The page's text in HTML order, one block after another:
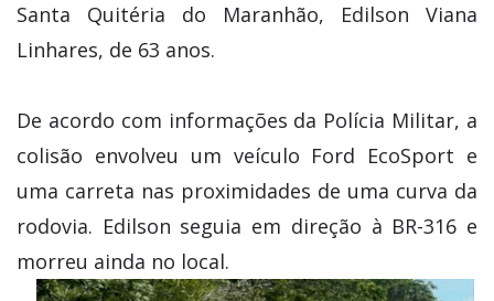
Santa Quitéria do Maranhão, Edilson Viana
Linhares, de 63 anos.
De acordo com informações da Polícia Militar, a
colisão envolveu um veículo Ford EcoSport e
uma carreta nas proximidades de uma curva da
rodovia. Edilson seguia em direção à BR-316 e
morreu ainda no local.